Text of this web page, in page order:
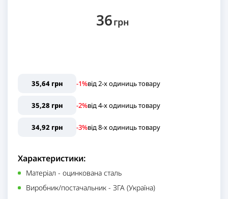
36грн
35,64 грн -1%від2-x одиницьтовару
35,28 грн -2%від4-x одиницьтовару
34,92 грн -3%від8-x одиницьтовару
Характеристики:
Матеріал - оцинкована сталь
Виробник/постачальник - ЗГА (Україна)